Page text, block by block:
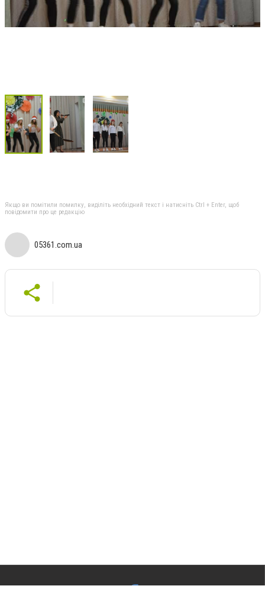
Якщо ви помітили помилку, виділіть необхідний текст і натисніть Ctrl + Enter, щоб
повідомити про це редакцію
05361.com.ua